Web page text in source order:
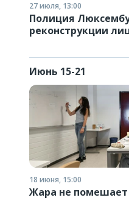
27 июля, 13:00
Полиция
реконструкции
Июнь 15-21
18 июня, 15:00
Жара не помешает